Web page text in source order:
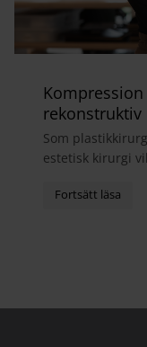
Som
estetisk kirurgi
operatio...